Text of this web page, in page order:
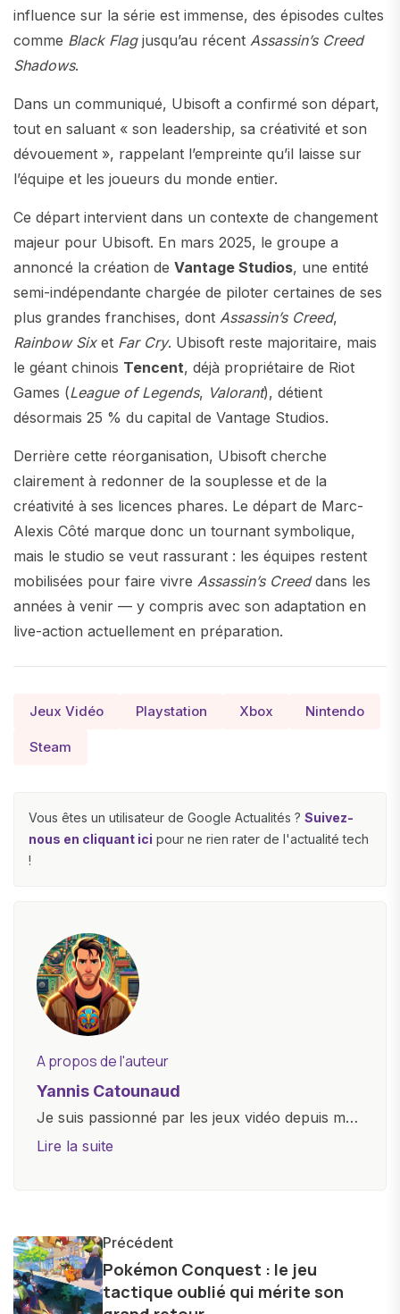
influence sur la série est immense, des épisodes cultes
comme Black Flagjusqu’au récent Assassin’s Creed
Shadows.
Dans un communiqué, Ubisoft a confirmé son départ,
tout en saluant « son leadership, sa créativité et son
dévouement », rappelant l’empreinte qu’il laisse sur
l’équipe et les joueurs du monde entier.
Ce départ intervient dans un contexte de changement
majeur pour Ubisoft. En mars 2025, le groupe a
annoncé la création de Vantage Studios, une entité
semi-indépendante chargée de piloter certaines de ses
plus grandes franchises, dont Assassin’s Creed,
Rainbow Sixet Far Cry. Ubisoft reste majoritaire, mais
le géant chinois Tencent, déjà propriétaire de Riot
Games (League of Legends, Valorant), détient
désormais 25 % du capital de Vantage Studios.
Derrière cette réorganisation, Ubisoft cherche
clairement à redonner de la souplesse et de la
créativité à ses licences phares. Le départ de Marc-
Alexis Côté marque donc un tournant symbolique,
mais le studio se veut rassurant : les équipes restent
mobilisées pour faire vivre Assassin’s Creeddans les
années à venir — y compris avec son adaptation en
live-action actuellement en préparation.
Jeux Vidéo Playstation Xbox Nintendo
Steam
Vous êtes un utilisateur de Google Actualités ? Suivez-
nous en cliquant ici pour ne rien rater de l'actualité tech
!
A propos de l'auteur
Yannis Catounaud
Je suis passionné par les jeux vidéo depuis mon
plus jeune âge. Mon amour pour l'univers
et bien d'autres gadgets technologiques. Armé
d'une curiosité insatiable, j'aime dévoiler les
dernières tendances et innovations, partageant
Lire la suite
Précédent
Pokémon Conquest : le jeu
tactique oublié qui mérite son